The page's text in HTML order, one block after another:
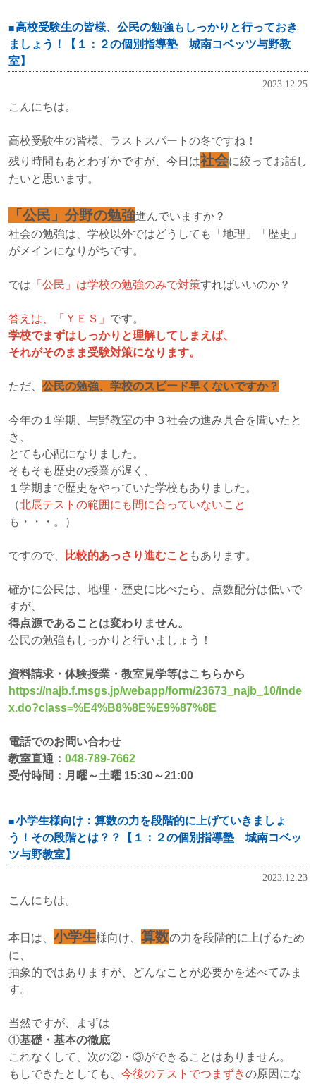
高校受験生の皆様、公民の勉強もしっかりと行っておき
ましょう！【１：２の個別指導塾 城南コベッツ与野教
室】
2023.12.25
こんにちは。
高校受験生の皆様、ラストスパートの冬ですね！
残り時間もあとわずかですが、今日は社会に絞ってお話し
たいと思います。
「公民」分野の勉強進んでいますか？
社会の勉強は、学校以外ではどうしても「地理」「歴史」
がメインになりがちです。
では 「公民」は学校の勉強のみで対策すればいいのか？
答えは、「ＹＥＳ」 です。
学校でまずはしっかりと理解してしまえば、
それがそのまま受験対策になります。
ただ、 公民の勉強、学校のスピード早くないですか？
今年の１学期、与野教室の中３社会の進み具合を聞いたと
き、
とても心配になりました。
そもそも歴史の授業が遅く、
１学期まで歴史をやっていた学校もありました。
（北辰テストの範囲にも間に合っていないこと
も・・・。）
ですので、 比較的あっさり進むこと もあります。
確かに公民は、地理・歴史に比べたら、点数配分は低いで
すが、
得点源であることは変わりません。
公民の勉強もしっかりと行いましょう！
資料請求・体験授業・教室見学等はこちらから
https://najb.f.msgs.jp/webapp/form/23673_najb_10/inde
x.do?class=%E4%B8%8E%E9%87%8E
電話でのお問い合わせ
教室直通： 048-789-7662
受付時間：月曜～土曜 15:30～21:00
小学生様向け：算数の力を段階的に上げていきましょ
う！その段階とは？？【１：２の個別指導塾 城南コベッ
ツ与野教室】
2023.12.23
こんにちは。
本日は、 小学生様向け、 算数の力を段階的に上げるため
に、
抽象的ではありますが、どんなことが必要かを述べてみま
す。
当然ですが、まずは
①基礎・基本の徹底
これなくして、次の②・③ができることはありません。
もしできたとしても、 今後のテストでつまずきの原因にな